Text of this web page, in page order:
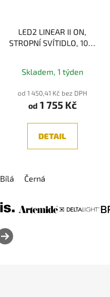
LED2 LINEAR II ON,
STROPNÍ SVÍTIDLO, 10W
Skladem, 1 týden
od 1 450,41 Kč bez DPH
od 1 755 Kč
DETAIL
Bílá Černá